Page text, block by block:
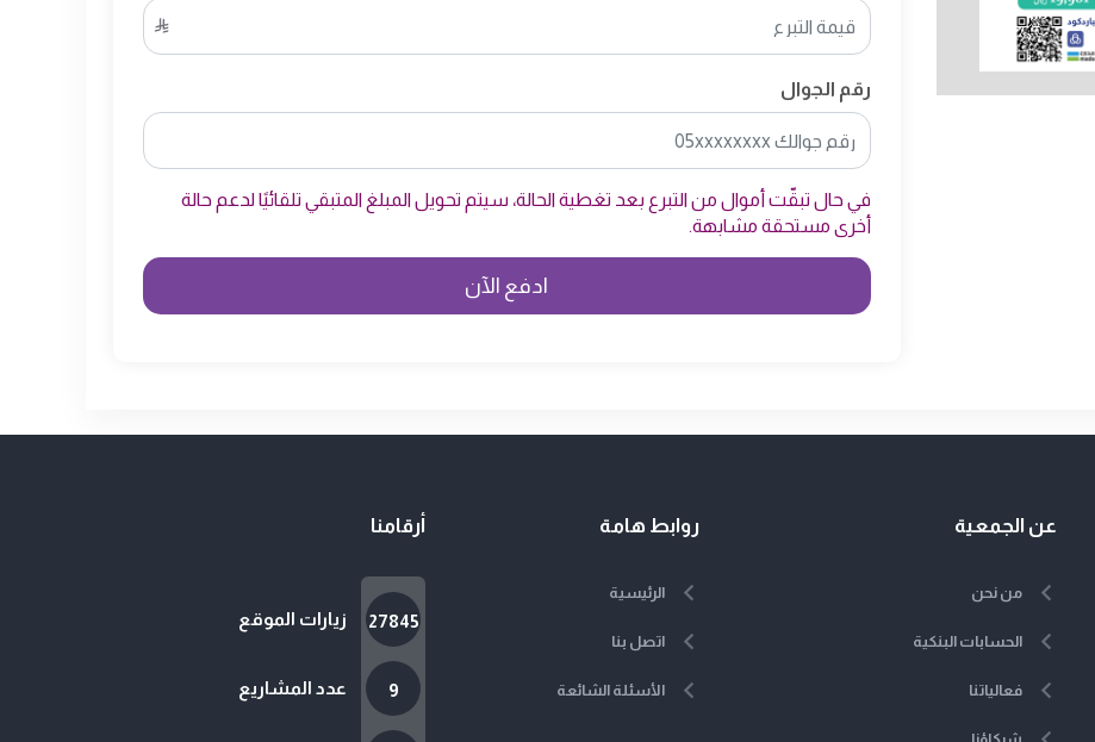
رقم الجوال
في حال تبقّت أموال من التبرع بعد تغطية الحالة، سيتم تحويل المبلغ المتبقي تلقائيًا لدعم حالة
أخرى مستحقة مشابهة.
عن الجمعية
من نحن
الحسابات البنكية
فعالياتنا
روابط هامة
الرئيسية
اتصل بنا
الأسئلة الشائعة
أرقامنا
27845 زيارات الموقع
9 عدد المشاريع